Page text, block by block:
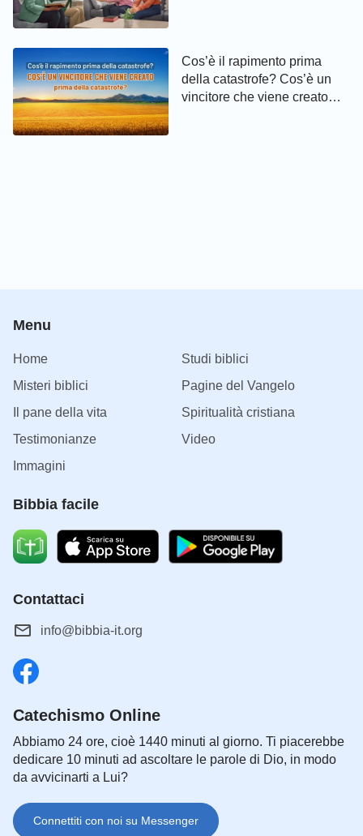
Cos’è il rapimento prima
della catastrofe? Cos’è un
vincitore che viene creato
Menu
Home
Studi biblici
Misteri biblici
Pagine del Vangelo
Il pane della vita
Spiritualità cristiana
Testimonianze
Video
Immagini
Bibbia facile
Contattaci
info@bibbia-it.org
Catechismo Online
Abbiamo 24 ore, cioè 1440 minuti al giorno. Ti piacerebbe
dedicare 10 minuti ad ascoltare le parole di Dio, in modo
da avvicinarti a Lui?
Connettiti con noi su Messenger